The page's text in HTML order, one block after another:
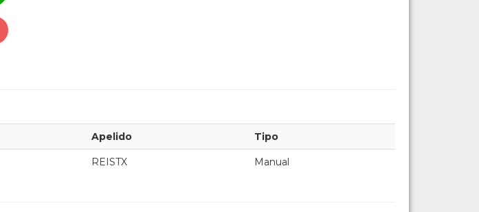
Apelido Tipo
REISTX Manual